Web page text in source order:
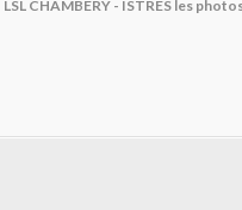
LSL CHAMBERY - ISTRES les